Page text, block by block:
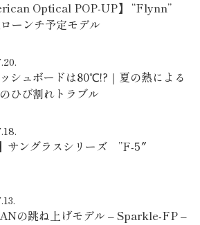
Optical POP-UP】 “Flynn”
ーンチ予定モデル
シュボードは80℃!?｜夏の熱による
ひび割れトラブル
サングラスシリーズ ”F-5″
の跳ね上げモデル – Sparkle-FP –